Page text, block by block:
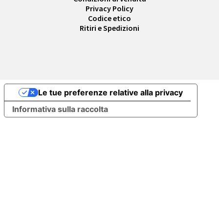
Privacy Policy
Codice etico
Ritiri e Spedizioni
Informativa sulla raccolta
Le tue preferenze relative alla privacy